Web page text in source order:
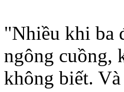
"Nhiều khi ba
ngông cuồng,
không biết.